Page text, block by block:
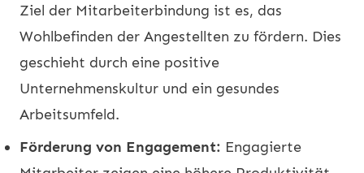
Ziel der Mitarbeiterbindung ist es, das
Wohlbefinden der Angestellten zu fördern. Dies
geschieht durch eine positive
Unternehmenskultur und ein gesundes
Arbeitsumfeld.
Förderung von Engagement: Engagierte